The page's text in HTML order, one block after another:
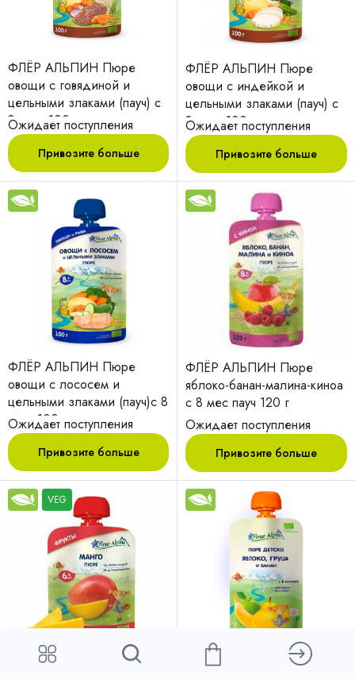
ФЛЁР АЛЬПИН Пюре
овощи с говядиной и
цельными злаками (пауч) с
8 мес. 100гр
Ожидает поступления
Привозите больше
ФЛЁР АЛЬПИН Пюре
овощи с индейкой и
цельными злаками (пауч) с
8 мес. 100гр
Ожидает поступления
Привозите больше
ФЛЁР АЛЬПИН Пюре
овощи с лососем и
цельными злаками (пауч)с 8
мес. 100гр
Ожидает поступления
Привозите больше
ФЛЁР АЛЬПИН Пюре
яблоко-банан-малина-киноа
с 8 мес пауч 120 г
Ожидает поступления
Привозите больше
VEG
ФЛЁР АЛЬПИН Пюре
ФЛЁР АЛЬПИН Пюре